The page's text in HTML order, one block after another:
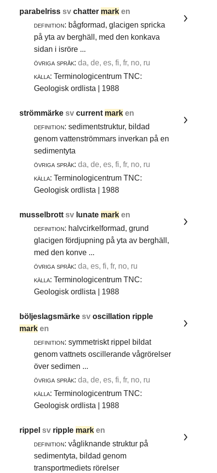
parabelrisssvchatter mark en
definition: bågformad, glacigen spricka
på yta av berghäll, med den konkava
sidan i isröre ...
övriga språk: da, de, es, fi, fr, no, ru
källa: Terminologicentrum TNC:
Geologisk ordlista | 1988
strömmärkesvcurrent mark en
definition: sedimentstruktur, bildad
genom vattenströmmars inverkan på en
sedimentyta
övriga språk: da, de, es, fi, fr, no, ru
källa: Terminologicentrum TNC:
Geologisk ordlista | 1988
musselbrottsv lunate mark en
definition: halvcirkelformad, grund
glacigen fördjupning på yta av berghäll,
med den konve ...
övriga språk: da, es, fi, fr, no, ru
källa: Terminologicentrum TNC:
Geologisk ordlista | 1988
böljeslagsmärkesvoscillation ripple
mark en
definition: symmetriskt rippel bildat
genom vattnets oscillerande vågrörelser
över sedimen ...
övriga språk: da, de, es, fi, fr, no, ru
källa: Terminologicentrum TNC:
Geologisk ordlista | 1988
rippelsv ripple mark en
definition: vågliknande struktur på
sedimentyta, bildad genom
transportmediets rörelser